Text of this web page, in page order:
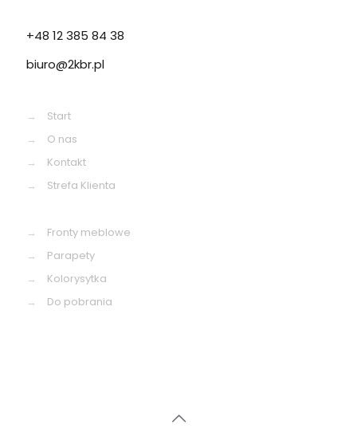
+48 12 385 84 38
biuro@2kbr.pl
→
Start
→
O nas
→
Kontakt
→
Strefa Klienta
→
Fronty meblowe
→
Parapety
→
Kolorysytka
→
Do pobrania